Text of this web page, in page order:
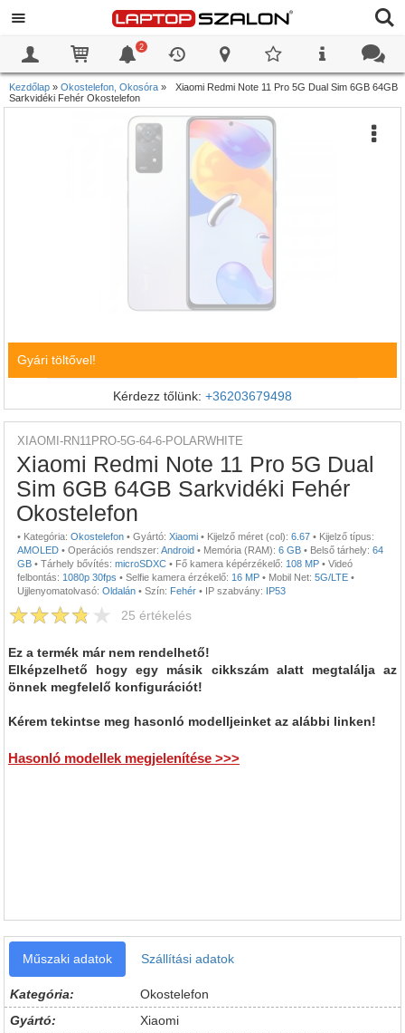
2
Kezdőlap » Okostelefon, Okosóra »
Xiaomi Redmi Note 11 Pro 5G Dual Sim 6GB 64GB
Sarkvidéki Fehér Okostelefon
Gyári töltővel!
Kérdezz tőlünk: +36203679498
XIAOMI-RN11PRO-5G-64-6-POLARWHITE
Xiaomi Redmi Note 11 Pro 5G Dual
Sim 6GB 64GB Sarkvidéki Fehér
Okostelefon
• Kategória: Okostelefon • Gyártó: Xiaomi • Kijelző méret (col): 6.67 • Kijelző típus:
AMOLED • Operációs rendszer: Android • Memória (RAM): 6 GB • Belső tárhely: 64
GB • Tárhely bővítés: microSDXC • Fő kamera képérzékelő: 108 MP • Videó
felbontás: 1080p 30fps • Selfie kamera érzékelő: 16 MP • Mobil Net: 5G/LTE •
Ujjlenyomatolvasó: Oldalán • Szín: Fehér • IP szabvány: IP53
25 értékelés
Ez a termék már nem rendelhető!
Elképzelhető hogy egy másik cikkszám alatt megtalálja az
önnek megfelelő konfigurációt!
Kérem tekintse meg hasonló modelljeinket az alábbi linken!
Hasonló modellek megjelenítése >>>
Műszaki adatok Szállítási adatok
Kategória:
Okostelefon
Gyártó:
Xiaomi
0
0